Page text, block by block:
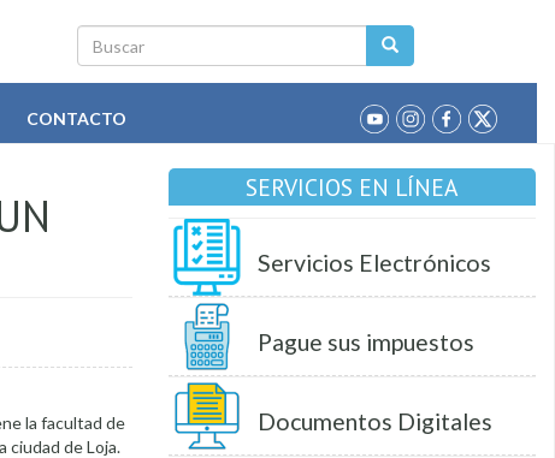
Buscar
CONTACTO
la facultad de
ciudad de Loja.
SERVICIOS EN LÍNEA
Servicios Electrónicos
Pague sus impuestos
Documentos Digitales